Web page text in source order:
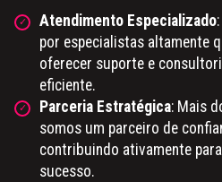
Atendimento Especializado
por especialistas altamente
oferecer suporte e
eficiente.
Parceria Estratégica: Mais
somos um parceiro de
contribuindo ativamente
sucesso.